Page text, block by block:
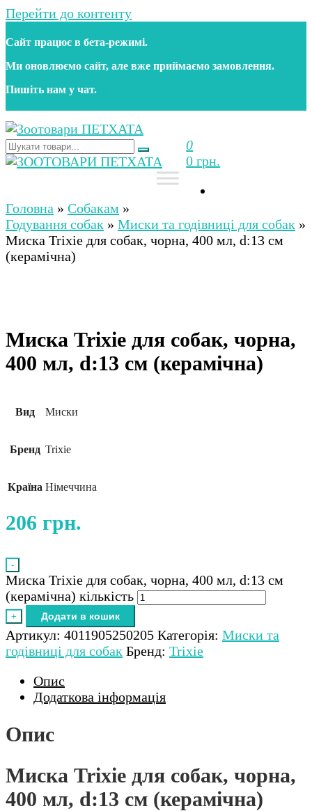
Перейти до контенту
Сайт працює в бета‑режимі.
Ми оновлюємо сайт, але вже приймаємо замовлення.
Пишіть нам у чат.
Зоотовари ПЕТХАТА
Зоомагазин для собак та котів | Корм, іграшки,
аксесуари та догляд за тваринами. Доставка по
0
0 грн.
Зоомагазин для собак та котів | Корм, іграшки,
аксесуари та догляд за тваринами. Доставка по
Україні
Головна » Собакам »
Годування собак » Миски та годівниці для собак »
Миска Trixie для собак, чорна, 400 мл, d:13 см
(керамічна)
Миска Trixie для собак, чорна,
400 мл, d:13 см (керамічна)
Вид Миски
Бренд Trixie
Країна Німеччина
206 грн.
-
Миска Trixie для собак, чорна, 400 мл, d:13 см
(керамічна) кількість
+ Додати в кошик
Артикул: 4011905250205 Категорія: Миски та
годівниці для собак Бренд: Trixie
Опис
Додаткова інформація
Опис
Миска Trixie для собак, чорна,
400 мл, d:13 см (керамічна)